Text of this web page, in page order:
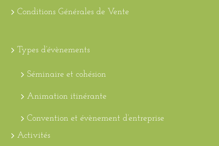
Conditions Générales de Vente
Types d’évènements
Séminaire et cohésion
Animation itinérante
Convention et évènement d’entreprise
Activités